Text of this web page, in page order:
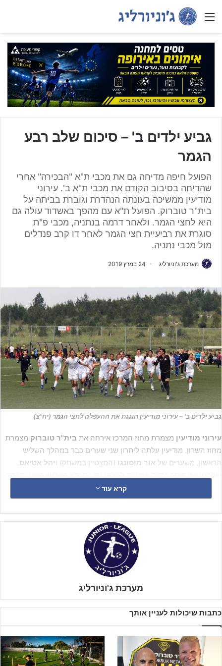
Menu
גביע ילדים ב' – סיכום שלב רבע
הגמר
הפועל חיפה מדיחה גם את מכבי ת"א "הבכירה" אחרי
שהדיחה בסיבוב הקודם את מכבי ת"א ב'. עירוני
מודיעין ממשיכה בעונתה הנהדרת וגוברת בביתה על
בית"ר טוברוק. הפועל ת"א עם מהפך באשדוד עולה גם
היא לחצי הגמר. ולאחר דרמה בנתניה, מכבי פ"ת
סוגרת את רביעיית חצי הגמר לאחר דו קרב פנדלים
מול מכבי נתניה.
מערכת ג'וניורליג 24 במרץ 2019
גביע ילדים ב' – עירוני מודיעין חוגגת את ההעפלה לחצי הגמר (יח"צ)
עירוני מודיעין מצמרת מחוז המרכז אירחה את בית"ר טוברוק מצמרת
מחוז השרון. מודיעין עלתה ליתרון שני שערים כבר במהלך השליש
הראשון, משערים של אור מוסונגו (המצטיין במשחק) ויהל אטיאס
כובשים לא פחות משלושה שערים נוספים מרגליהם של
שהשלים צמד,לירן חזןושחר ויסגי.נדב הברקבע את תוצאת המשחק
עם שער נוסף בשליש האחרון. עירוני מודיעין מנצחת בביתה 0:6 את
בית"ר טוברוק ומעפילה לשלב חצי הגמר.
קרא עוד
מערכת ג'וניורליג
כתבות שיכולות לעניין אותך